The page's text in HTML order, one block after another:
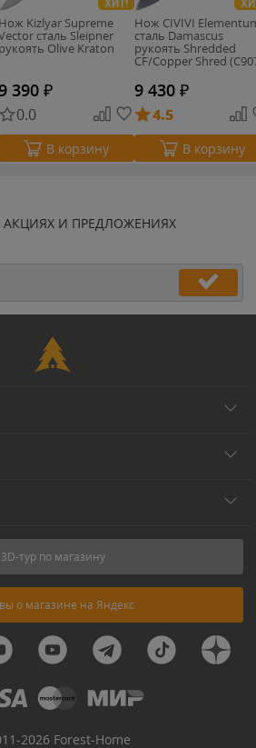
ХИТ!
Нож Kizlyar Supreme
сталь Sleipner
рукоять Olive Kraton
390 ₽
0.0
В корзину
Нож CIVIVI
сталь Damascus
рукоять Shredded
CF/Copper Shred
9 430 ₽
4.5
В корзину
И ПРЕДЛОЖЕНИЯХ
3D-тур по магазину
о магазине на Яндекс
2026 Forest-Home